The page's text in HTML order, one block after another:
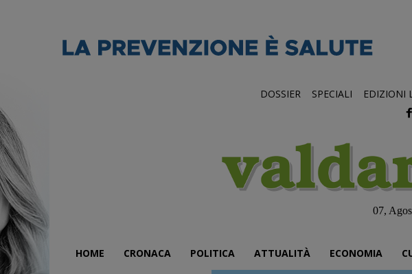
DOSSIER SPECIALI EDIZIONI
07,
HOME CRONACA POLITICA ATTUALITÀ ECONOMIA